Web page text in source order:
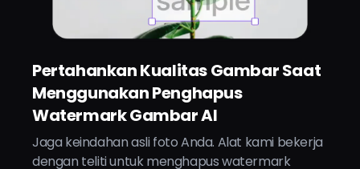
Pertahankan Kualitas Gambar Saat
Menggunakan Penghapus
Watermark Gambar AI
Jaga keindahan asli foto Anda. Alat kami bekerja
dengan teliti untuk menghapus watermark